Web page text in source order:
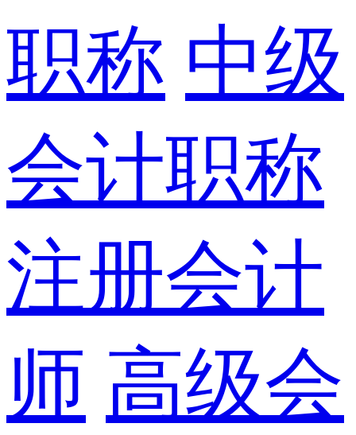
职称 中级
会计职称
注册会计
师 高级会